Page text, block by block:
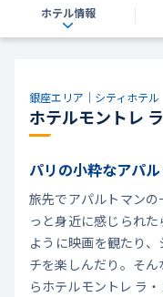
ホテル情報
銀座エリア｜シティホテル
ホテルモントレ
パリの小粋なアパ
旅先でアパルトマン
っと身近に感じられ
ように映画を観たり
チを楽しんだり。そ
らホテルモントレ ラ